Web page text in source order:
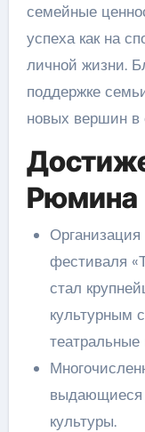
семейные
успеха как на
личной жизни.
поддержке
новых вершин в
Рюмина
фестиваля
стал
культурным
театральные
выдающиеся
культуры.